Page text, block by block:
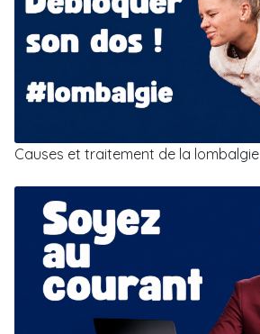
Causes et traitement de la lombalgie